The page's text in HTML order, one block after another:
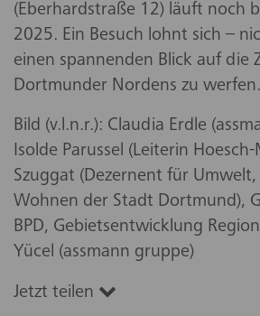
(Eberhardstraße 12) läuft noch
2025. Ein Besuch lohnt sich –
einen spannenden Blick auf die
Dortmunder Nordens zu werfen.
Bild (v.l.n.r.): Claudia Erdle
Isolde Parussel (Leiterin
Szuggat (Dezernent für Umwelt,
Wohnen der Stadt Dortmund),
BPD, Gebietsentwicklung
Yücel (assmann gruppe)
Jetzt teilen